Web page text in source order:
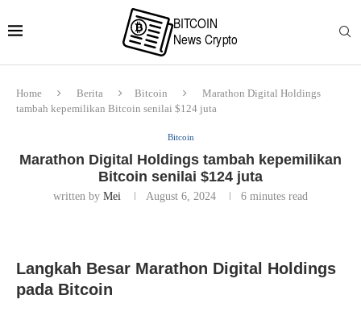
Home Berita Bitcoin
Marathon Digital Holdings
tambah kepemilikan Bitcoin senilai $124 juta
Bitcoin
Marathon Digital Holdings tambah kepemilikan
Bitcoin senilai $124 juta
written by Mei August 6, 2024 6 minutes read
Langkah Besar Marathon Digital Holdings
pada Bitcoin